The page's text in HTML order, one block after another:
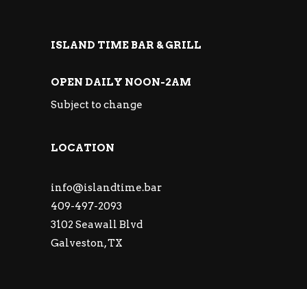
ISLAND TIME BAR & GRILL
OPEN DAILY NOON-2AM
Subject to change
LOCATION
info@islandtime.bar
409-497-2093
3102 Seawall Blvd
Galveston, TX